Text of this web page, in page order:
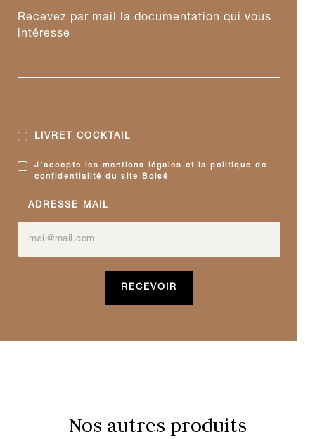
Recevez par mail la documentation qui vous
intéresse
LIVRET COCKTAIL
J’accepte les mentions légales et la politique de
confidentialité du site Boisé
ADRESSE MAIL
Nos autres produits